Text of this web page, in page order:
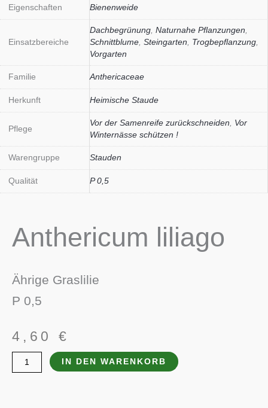
Eigenschaften Bienenweide
Einsatzbereiche
Dachbegrünung Naturnahe Pflanzungen
Schnittblume Steingarten Trogbepflanzung
Vorgarten
Familie Anthericaceae
Herkunft Heimische Staude
Pflege
Vor der Samenreife zurückschneiden
Vor
Winternässe schützen !
Warengruppe Stauden
Qualität P 0,5
Anthericum liliago
Ährige Graslilie
P 0,5
4,60 €
IN DEN WARENKORB